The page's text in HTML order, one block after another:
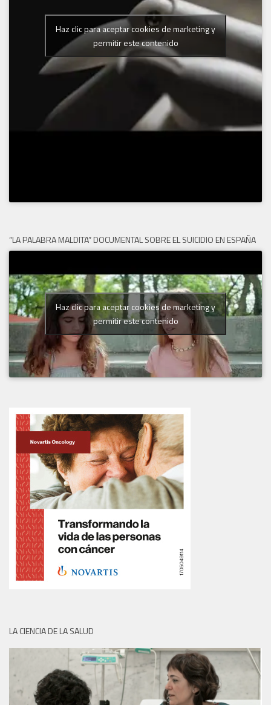
Haz clic para aceptar cookies de marketing y
permitir este contenido
“LA PALABRA MALDITA” DOCUMENTAL SOBRE EL SUICIDIO EN ESPAÑA
Haz clic para aceptar cookies de marketing y
permitir este contenido
LA CIENCIA DE LA SALUD